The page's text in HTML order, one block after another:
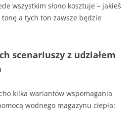
wszystkim słono kosztuje – jakieś
tonę a tych ton zawsze będzie
scenariuszy z udziałem
kilka wariantów wspomagania
wodnego magazynu ciepła: